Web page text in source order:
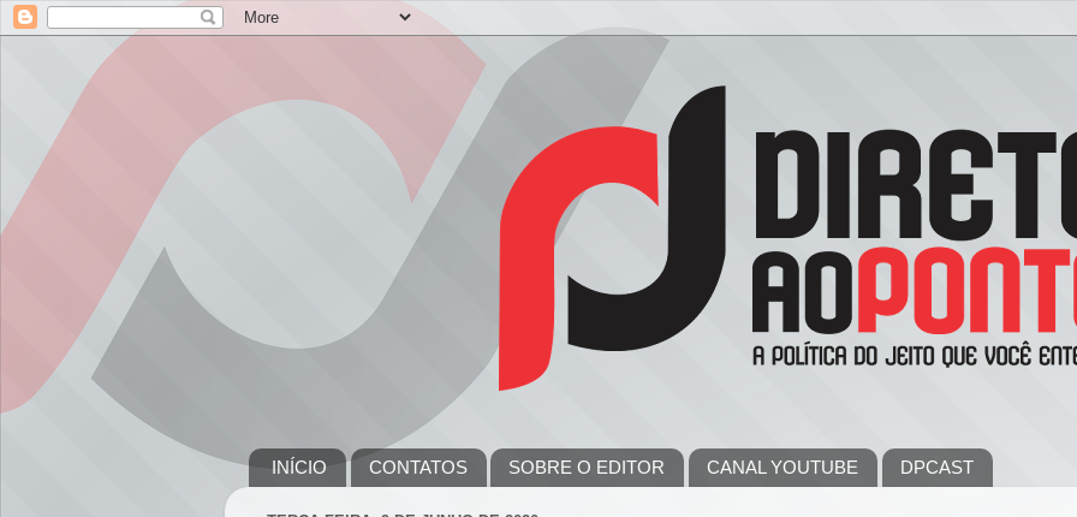
INÍCIO CONTATOS SOBRE O EDITOR CANAL YOUTUBE DPCAST